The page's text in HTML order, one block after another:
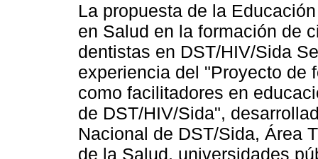
La propuesta de la
en Salud en la formación de
dentistas en DST/HIV/Sida
experiencia del "Proyecto de
como facilitadores en
de DST/HIV/Sida",
Nacional de DST/Sida, Área
de la Salud, universidades